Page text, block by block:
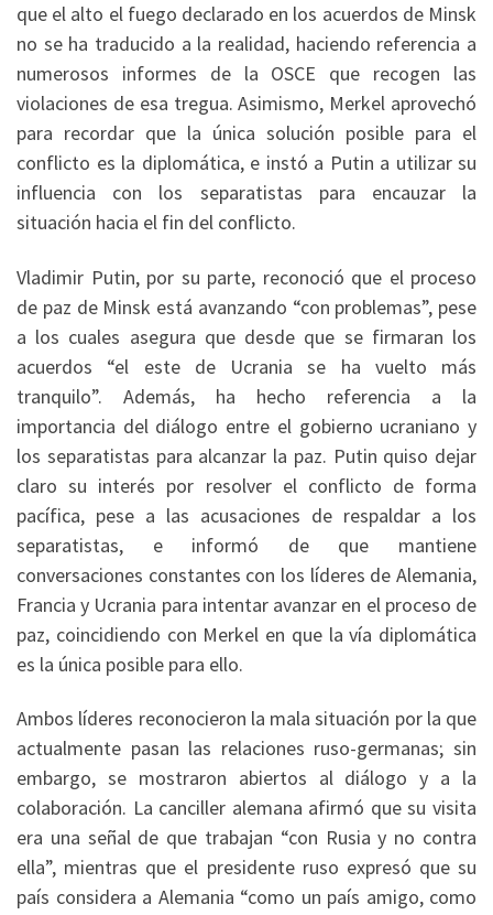
que el alto el fuego declarado en los acuerdos de Minsk
no se ha traducido a la realidad, haciendo referencia a
numerosos informes de la OSCE que recogen las
violaciones de esa tregua. Asimismo, Merkel aprovechó
para recordar que la única solución posible para el
conflicto es la diplomática, e instó a Putin a utilizar su
influencia con los separatistas para encauzar la
situación hacia el fin del conflicto.
Vladimir Putin, por su parte, reconoció que el proceso
de paz de Minsk está avanzando “con problemas”, pese
a los cuales asegura que desde que se firmaran los
acuerdos “el este de Ucrania se ha vuelto más
tranquilo”. Además, ha hecho referencia a la
importancia del diálogo entre el gobierno ucraniano y
los separatistas para alcanzar la paz. Putin quiso dejar
claro su interés por resolver el conflicto de forma
pacífica, pese a las acusaciones de respaldar a los
separatistas, e informó de que mantiene
conversaciones constantes con los líderes de Alemania,
Francia y Ucrania para intentar avanzar en el proceso de
paz, coincidiendo con Merkel en que la vía diplomática
es la única posible para ello.
Ambos líderes reconocieron la mala situación por la que
actualmente pasan las relaciones ruso-germanas; sin
embargo, se mostraron abiertos al diálogo y a la
colaboración. La canciller alemana afirmó que su visita
era una señal de que trabajan “con Rusia y no contra
ella”, mientras que el presidente ruso expresó que su
país considera a Alemania “como un país amigo, como